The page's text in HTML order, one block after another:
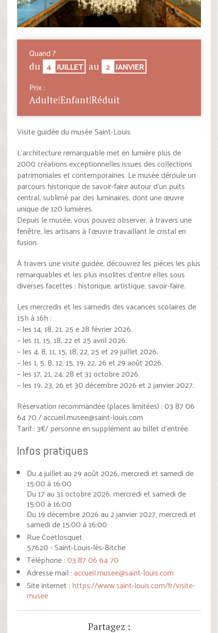
Quand ?
du 4 JUILLET au 2 JANVIER
Prix :
Adulte|Enfant|Réduit
Visite guidée du musée Saint-Louis
L’architecture remarquable met en lumière plus de
2000 créations exceptionnelles issues des collections
patrimoniales et contemporaines. Le musée déroule un
parcours historique de savoir-faire autour d’un puits
central, sublimé par des luminaires, dont une œuvre
unique de 120 lumières.
Depuis le musée, vous pouvez observer, à travers une
fenêtre, les artisans à l’œuvre travaillant le cristal en
fusion.
À travers une visite guidée, découvrez les pièces les plus
remarquables et les plus insolites d’entre elles sous
diverses facettes : historique, artistique, savoir-faire.
Les mercredis et les samedis des vacances scolaires de
15h à 16h :
– les 14, 18, 21, 25 e 28 février 2026.
– les 11, 15, 18, 22 et 25 avril 2026.
– les 4, 8, 11, 15, 18, 22, 25 et 29 juillet 2026.
– les 1, 5, 8, 12, 15, 19, 22, 26 et 29 août 2026.
– les 17, 21, 24, 28 et 31 octobre 2026.
– les 19, 23, 26 et 30 décembre 2026 et 2 janvier 2027.
Réservation recommandée (places limitées) : 03 87 06
64 70 /accueil.musee@saint-louis.com
Tarif : 3€/ personne en supplément au billet d’entrée.
Infos pratiques
Du 4 juillet au 29 août 2026, mercredi et samedi de
15:00 à 16:00
Du 17 au 31 octobre 2026, mercredi et samedi de
15:00 à 16:00
Du 19 décembre 2026 au 2 janvier 2027, mercredi et
samedi de 15:00 à 16:00
Rue Coëtlosquet
57620 - Saint-Louis-lès-Bitche
Téléphone :03 87 06 64 70
Adresse mail :accueil.musee@saint-louis.com
Site internet : https://www.saint-louis.com/fr/visite-
musee
Partagez :